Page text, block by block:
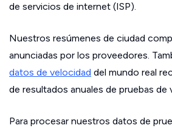
de servicios de internet (ISP).
Nuestros resúmenes de ciudad
anunciadas por los proveedores.
datos de velocidad del mundo real
de resultados anuales de pruebas de
Para procesar nuestros datos de